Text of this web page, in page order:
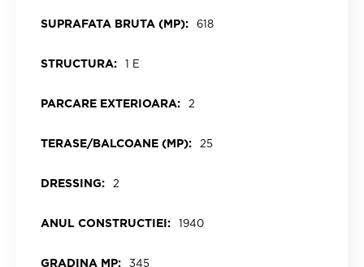
SUPRAFATA BRUTA (MP): 618
STRUCTURA: 1 E
PARCARE EXTERIOARA: 2
TERASE/BALCOANE (MP): 25
DRESSING: 2
ANUL CONSTRUCTIEI: 1940
GRADINA MP: 345